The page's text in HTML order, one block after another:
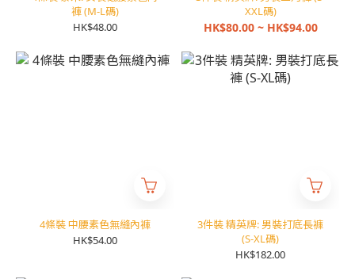
褲 (M-L碼)
HK$48.00
XXL碼)
HK$80.00 ~ HK$94.00
4條裝 中腰素色無縫內褲
HK$54.00
3件裝 精英牌: 男裝打底長褲
(S-XL碼)
HK$182.00